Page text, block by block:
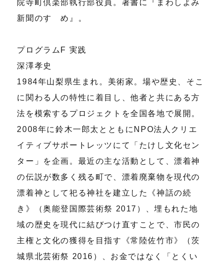
院寺町倶楽部執行部役員。著書に『まわしよみ
新聞のすゝめ』。
プログラムF 実践
深澤孝史
1984年山梨県生まれ。美術家。場や歴史、そこ
に関わる人の特性に着目し、他者と共にある方
法を模索するプロジェクトを全国各地で展開。
2008年に鈴木一郎太とともにNPO法人クリエ
イティブサポートレッツにて「たけし文化セン
ター」を企画。最近の主な活動として、漂着神
の伝説が数多く残る町で、漂着廃棄物を現代の
漂着神として祀る神社を建立した《神話の続
き》（奥能登国際芸術祭 2017）、埋もれた地
域の歴史を現代に結びつけ直すことで、市民の
主権と文化の獲得を目指す《常陸佐竹市》（茨
城県北芸術祭 2016）、お金ではなく「とくい